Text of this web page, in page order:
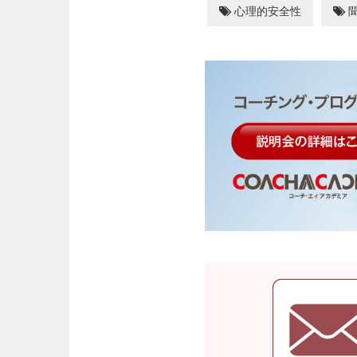
心理的安全性